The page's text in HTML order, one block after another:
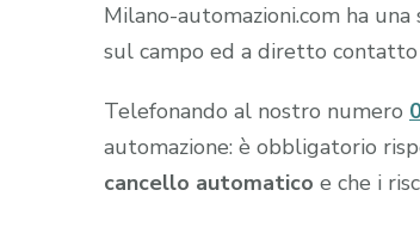
Milano-automazioni.com ha
sul campo ed a diretto
Telefonando al nostro numero
automazione: è obbligatorio
cancello automatico e che i